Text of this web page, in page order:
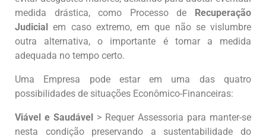
medida drástica, como Processo de Recuperação
Judicial em caso extremo, em que não se vislumbre
outra alternativa, o importante é tomar a medida
adequada no tempo certo.
Uma Empresa pode estar em uma das quatro
possibilidades de situações Econômico-Financeiras:
Viável e Saudável > Requer Assessoria para manter-se
nesta condição preservando a sustentabilidade do